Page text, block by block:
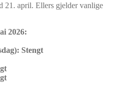
21. april. Ellers gjelder vanlige
2026:
Stengt